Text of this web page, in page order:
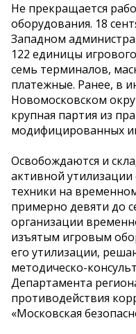
Не прекращается
оборудования. 18
Западном
122 единицы
семь терминалов,
платежные. Ранее, в
Новомосковском
крупная партия из
модифицированных
Освобождаются и
активной
техники на
примерно девяти до
организации
изъятым игровым
его утилизации,
методическо-
Департамента
противодействия
«Московская